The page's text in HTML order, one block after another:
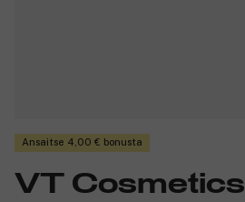
Ansaitse 4,00 € bonusta
VT Cosmetics